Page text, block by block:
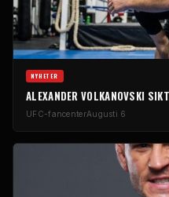
NYHETER
ALEXANDER VOLKANOVSKI
UFC-fancenterAugusti 6